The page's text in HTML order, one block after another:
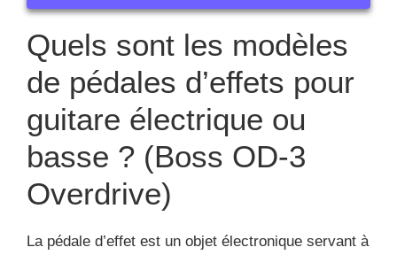
Quels sont les modèles
de pédales d’effets pour
guitare électrique ou
basse ? (Boss OD-3
Overdrive)
La pédale d’effet est un objet électronique servant à